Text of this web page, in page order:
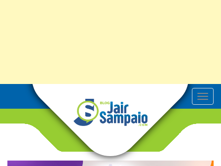
T
o
v